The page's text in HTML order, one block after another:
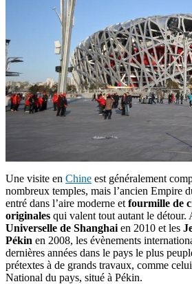
Une visite en Chine est généralement
nombreux temples, mais l’ancien Empire
entré dans l’aire moderne et fourmille de
originales qui valent tout autant le détour.
Universelle de Shanghai en 2010 et les
Pékin en 2008, les évènements
dernières années dans le pays le plus
prétextes à de grands travaux, comme
National du pays, situé à Pékin.